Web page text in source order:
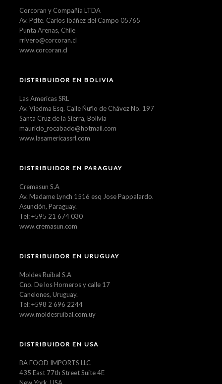
Corcoran y Compañía LTDA
Av. Pdte. Carlos Ibáñez del Campo 05765
Punta Arenas, Chile
rrivero@corcoran.cl
www.corcoran.cl
DISTRIBUIDOR EN BOLIVIA
Las Americas SRL
Av. Viedma Esq. Calle Ñuflo de Chávez No. 197
Santa Cruz de la Sierra, Bolivia
mauricio_rocabado@hotmail.com
www.lasamericassrl.com
DISTRIBUIDOR EN PARAGUAY
Cremasun S.A
Av. Madame Lynch 1516 esq Jose Pappalardo.
Asunción, Paraguay.
Tel: +595 21 674 030
www.cremasun.com
DISTRIBUIDOR EN URUGUAY
Moldes Ruibal S.A
Cno. De los Horneros y calle 17
Canelones, Uruguay.
Tel: +598 2 696 2244
www.moldesruibal.com.uy
DISTRIBUIDOR EN USA
BA FOOD IMPORTS LLC
435 East 77th Street Suite 4E
New York, USA